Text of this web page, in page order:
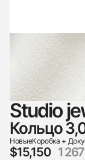
Studio
Кольцо
НовыеКоробка +
$15,150 1